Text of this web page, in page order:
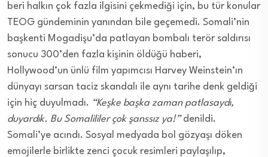
beri halkın çok fazla ilgisini çekmediği için, bu tür konular
TEOG gündeminin yanından bile geçemedi. Somali’nin
başkenti Mogadişu’da patlayan bombalı terör saldırısı
sonucu 300’den fazla kişinin öldüğü haberi,
Hollywood’un ünlü film yapımcısı Harvey Weinstein’ın
dünyayı sarsan taciz skandalı ile aynı tarihe denk geldiği
için hiç duyulmadı. “Keşke başka zaman patlasaydı,
duyardık. Bu Somalililer çok şanssız ya!”denildi.
Somali’ye acındı. Sosyal medyada bol gözyaşı döken
emojilerle birlikte zenci çocuk resimleri paylaşılıp,